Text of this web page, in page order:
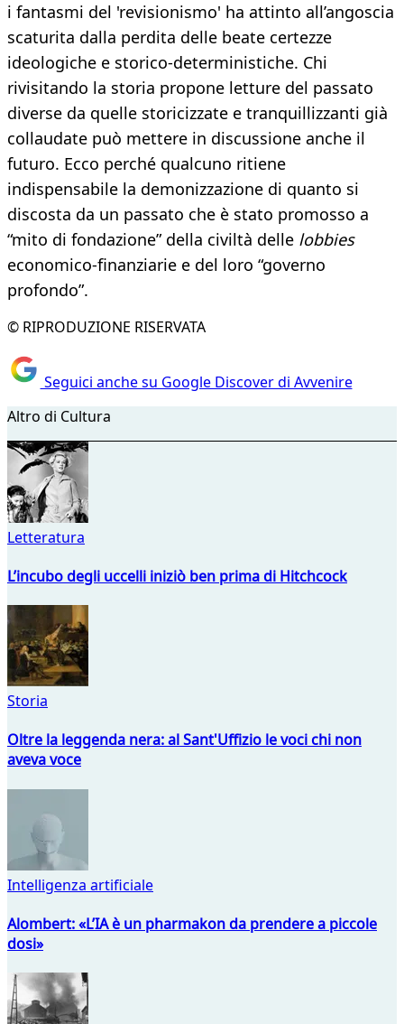
i fantasmi del 'revisionismo' ha attinto all’angoscia
scaturita dalla perdita delle beate certezze
ideologiche e storico-deterministiche. Chi
rivisitando la storia propone letture del passato
diverse da quelle storicizzate e tranquillizzanti già
collaudate può mettere in discussione anche il
futuro. Ecco perché qualcuno ritiene
indispensabile la demonizzazione di quanto si
discosta da un passato che è stato promosso a
“mito di fondazione” della civiltà delle lobbies
economico-finanziarie e del loro “governo
profondo”.
© RIPRODUZIONE RISERVATA
Seguici anche su Google Discover di Avvenire
Altro di Cultura
Letteratura
L’incubo degli uccelli iniziò ben prima di Hitchcock
Storia
Oltre la leggenda nera: al Sant'Uffizio le voci chi non
aveva voce
Intelligenza artificiale
Alombert: «L’IA è un pharmakon da prendere a piccole
dosi»